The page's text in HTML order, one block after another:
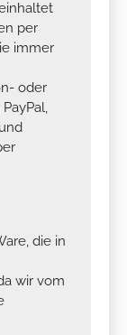
per
immer
oder
die in
wir vom